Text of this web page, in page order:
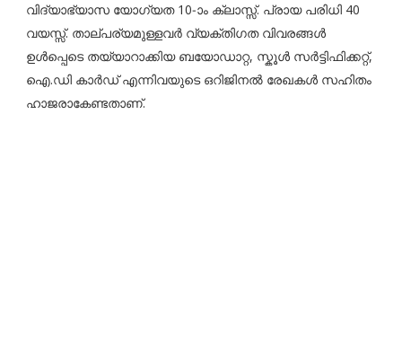
വിദ്യാഭ്യാസ യോഗ്യത 10-ാം ക്ലാസ്സ്. പ്രായ പരിധി 40
വയസ്സ്. താല്പര്യമുള്ളവർ വ്യക്തിഗത വിവരങ്ങൾ
ഉൾപ്പെടെ തയ്യാറാക്കിയ ബയോഡാറ്റ, സ്കൂൾ സർട്ടിഫിക്കറ്റ്,
ഐ.ഡി കാർഡ് എന്നിവയുടെ ഒറിജിനൽ രേഖകൾ സഹിതം
ഹാജരാകേണ്ടതാണ്.